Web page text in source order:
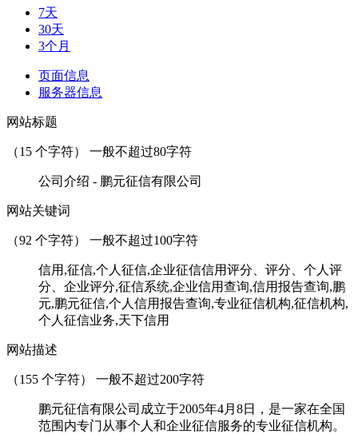
7天
30天
3个月
页面信息
服务器信息
网站标题
（15 个字符） 一般不超过80字符
公司介绍 - 鹏元征信有限公司
网站关键词
（92 个字符） 一般不超过100字符
信用,征信,个人征信,企业征信信用评分、评分、个人评
分、企业评分,征信系统,企业信用查询,信用报告查询,鹏
元,鹏元征信,个人信用报告查询,专业征信机构,征信机构,
个人征信业务,天下信用
网站描述
（155 个字符） 一般不超过200字符
鹏元征信有限公司成立于2005年4月8日，是一家在全国
范围内专门从事个人和企业征信服务的专业征信机构。